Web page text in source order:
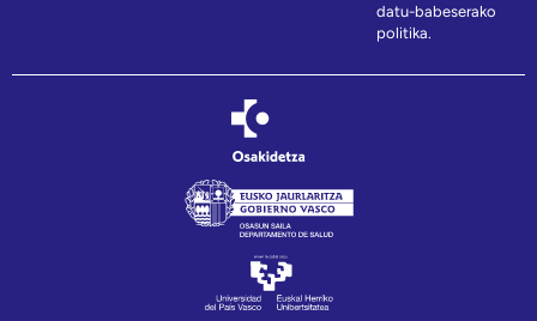
datu-babeserako
politika.